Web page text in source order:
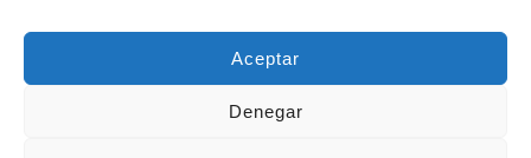
Aceptar
Denegar